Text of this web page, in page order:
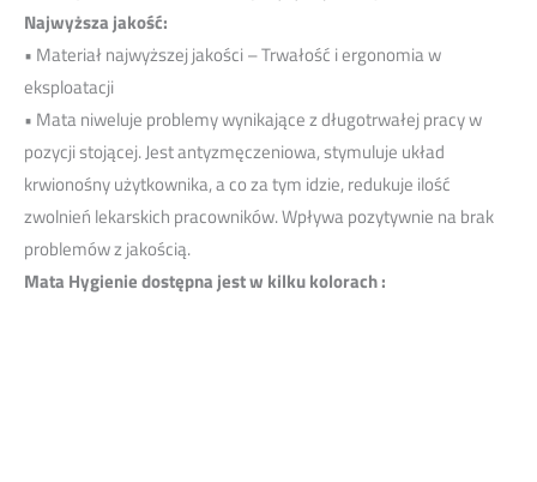
Najwyższa jakość:
• Materiał najwyższej jakości – Trwałość i ergonomia w
eksploatacji
• Mata niweluje problemy wynikające z długotrwałej pracy w
pozycji stojącej. Jest antyzmęczeniowa, stymuluje układ
krwionośny użytkownika, a co za tym idzie, redukuje ilość
zwolnień lekarskich pracowników. Wpływa pozytywnie na brak
problemów z jakością.
Mata Hygienie dostępna jest w kilku kolorach :